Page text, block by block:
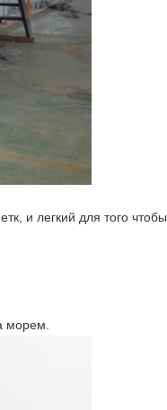
и легкий для того чтобы
морем.